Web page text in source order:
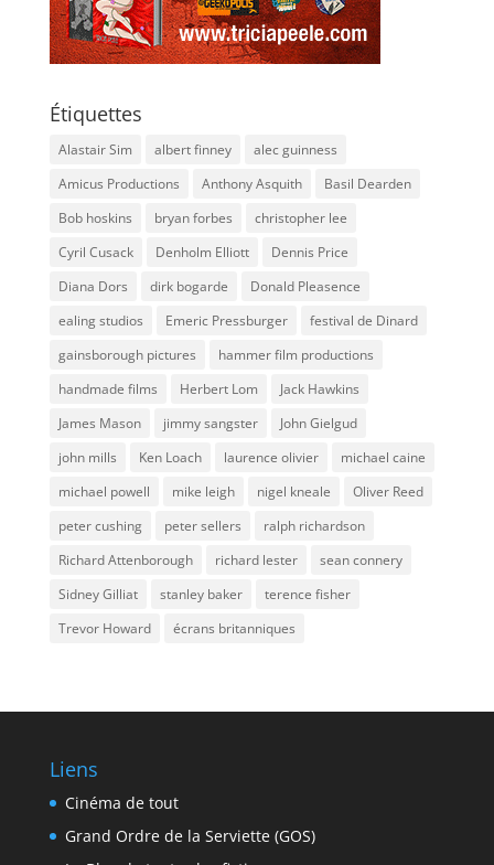
Étiquettes
Alastair Sim albert finney
alec guinness
Amicus Productions
Anthony Asquith
Basil Dearden
Bob hoskins
bryan forbes
christopher lee
Cyril Cusack
Denholm Elliott
Dennis Price
Diana Dors
dirk bogarde
Donald Pleasence
ealing studios
Emeric Pressburger
festival de Dinard
gainsborough pictures
hammer film productions
handmade films
Herbert Lom
Jack Hawkins
James Mason
jimmy sangster
John Gielgud
john mills
Ken Loach laurence olivier
michael caine
michael powell
mike leigh nigel kneale
Oliver Reed
peter cushing
peter sellers
ralph richardson
Richard Attenborough
richard lester
sean connery
Sidney Gilliat
stanley baker
terence fisher
Trevor Howard
écrans britanniques
Liens
Cinéma de tout
Grand Ordre de la Serviette (GOS)